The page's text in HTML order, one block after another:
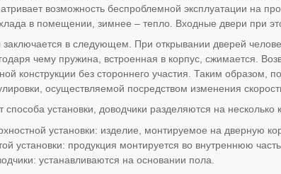
возможность беспроблемной эксплуатации на
в помещении, зимнее – тепло. Входные двери при
в следующем. При открывании дверей
чему пружина, встроенная в корпус, сжимается.
конструкции без стороннего участия. Таким образом,
осуществляемой посредством изменения
способа установки, доводчики разделяются на несколько
установки: изделие, монтируемое на дверную
установки: продукция монтируется во внутреннюю
устанавливаются на основании пола.